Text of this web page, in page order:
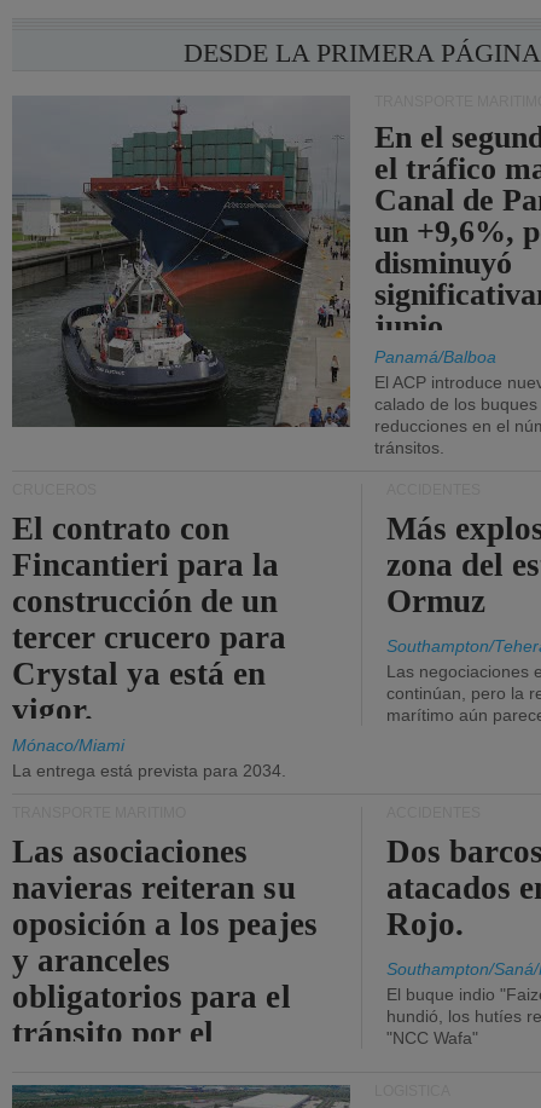
DESDE LA PRIMERA PÁGINA
En el
el tráfico
Canal de
un +9,6%,
disminuyó
junio.
Panamá/Balboa
El ACP introduce
calado de los
reducciones en el
tránsitos.
El contrato con
Fincantieri para la
construcción de un
tercer crucero para
Crystal ya está en
vigor.
Mónaco/Miami
La entrega está prevista para 2034.
Más
zona del
Ormuz
Southampton/
Las negociaciones
continúan, pero la
marítimo aún
Las asociaciones
navieras reiteran su
oposición a los peajes
y aranceles
obligatorios para el
tránsito por el
Dos
atacados
Rojo.
Southampton/
El buque indio
hundió, los hutíes
"NCC Wafa"